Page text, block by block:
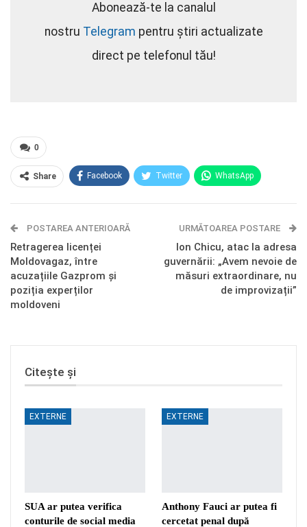
Abonează-te la canalul
nostru Telegram pentru știri actualizate
direct pe telefonul tău!
0
Share Facebook Twitter WhatsApp
Telegram OK.ru
POSTAREA ANTERIOARĂ
Retragerea licenței
Moldovagaz, între
acuzațiile Gazprom și
poziția experților
moldoveni
URMĂTOAREA POSTARE
Ion Chicu, atac la adresa
guvernării: „Avem nevoie de
măsuri extraordinare, nu
de improvizații”
Citește și
EXTERNE
SUA ar putea verifica
conturile de social media
EXTERNE
Anthony Fauci ar putea fi
cercetat penal după